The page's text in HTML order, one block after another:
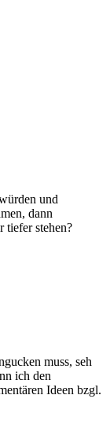
und
dann
tiefer stehen?
muss, seh
ich den
Ideen bzgl.